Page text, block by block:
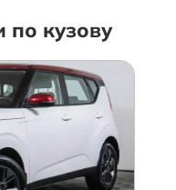
кузову